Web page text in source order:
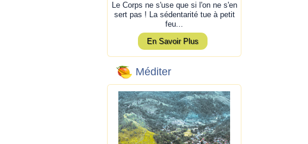
Le Corps ne s'use que si l'on ne s'en
sert pas ! La sédentarité tue à petit
feu...
En Savoir Plus
Méditer